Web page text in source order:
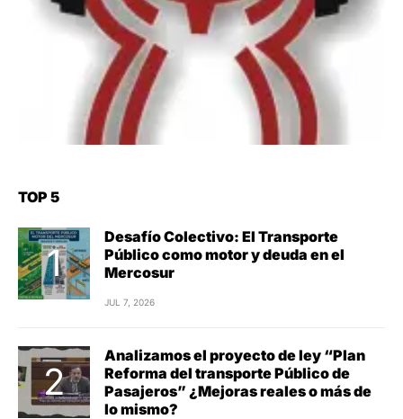
TOP 5
Desafío Colectivo: El Transporte
Público como motor y deuda en el
Mercosur
JUL 7, 2026
Analizamos el proyecto de ley “Plan
Reforma del transporte Público de
Pasajeros” ¿Mejoras reales o más de
lo mismo?